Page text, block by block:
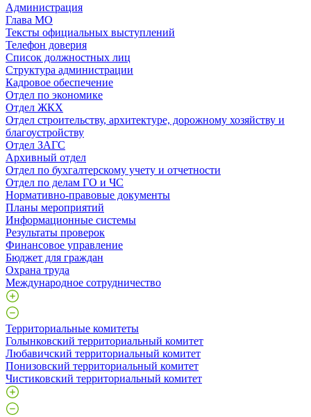
Администрация
Глава МО
Тексты официальных выступлений
Телефон доверия
Список должностных лиц
Структура администрации
Кадровое обеспечение
Отдел по экономике
Отдел ЖКХ
Отдел строительству, архитектуре, дорожному хозяйству и
благоустройству
Отдел ЗАГС
Архивный отдел
Отдел по бухгалтерскому учету и отчетности
Отдел по делам ГО и ЧС
Нормативно-правовые документы
Планы мероприятий
Информационные системы
Результаты проверок
Финансовое управление
Бюджет для граждан
Охрана труда
Международное сотрудничество
Территориальные комитеты
Голынковский территориальный комитет
Любавичский территориальный комитет
Понизовский территориальный комитет
Чистиковский территориальный комитет